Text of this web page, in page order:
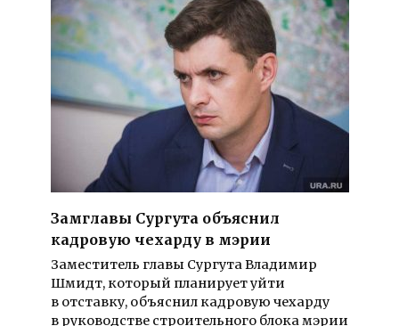
Замглавы Сургута объяснил
кадровую чехарду в мэрии
Заместитель главы Сургута Владимир
Шмидт, который планирует уйти
в отставку, объяснил кадровую чехарду
в руководстве строительного блока мэрии